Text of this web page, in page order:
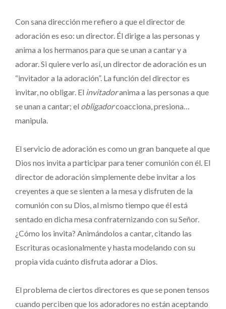
Con sana dirección me refiero a que el director de
adoración es eso: un director. Él dirige a las personas y
anima a los hermanos para que se unan a cantar y a
adorar. Si quiere verlo así, un director de adoración es un
“invitador a la adoración”. La función del director es
invitar, no obligar. El invitadoranima a las personas a que
se unan a cantar; el obligadorcoacciona, presiona…
manipula.
El servicio de adoración es como un gran banquete al que
Dios nos invita a participar para tener comunión con él. El
director de adoración simplemente debe invitar a los
creyentes a que se sienten a la mesa y disfruten de la
comunión con su Dios, al mismo tiempo que él está
sentado en dicha mesa confraternizando con su Señor.
¿Cómo los invita? Animándolos a cantar, citando las
Escrituras ocasionalmente y hasta modelando con su
propia vida cuánto disfruta adorar a Dios.
El problema de ciertos directores es que se ponen tensos
cuando perciben que los adoradores no están aceptando